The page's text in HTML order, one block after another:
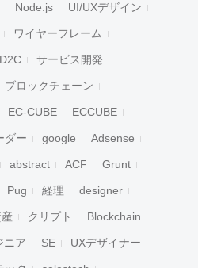
Node.js UI/UXデザイン
ワイヤーフレーム
D2C サービス開発
ブロックチェーン
EC-CUBE ECCUBE
ダー google Adsense
abstract ACF Grunt
Pug 経理 designer
クリプト Blockchain
ニア SE UXデザイナー